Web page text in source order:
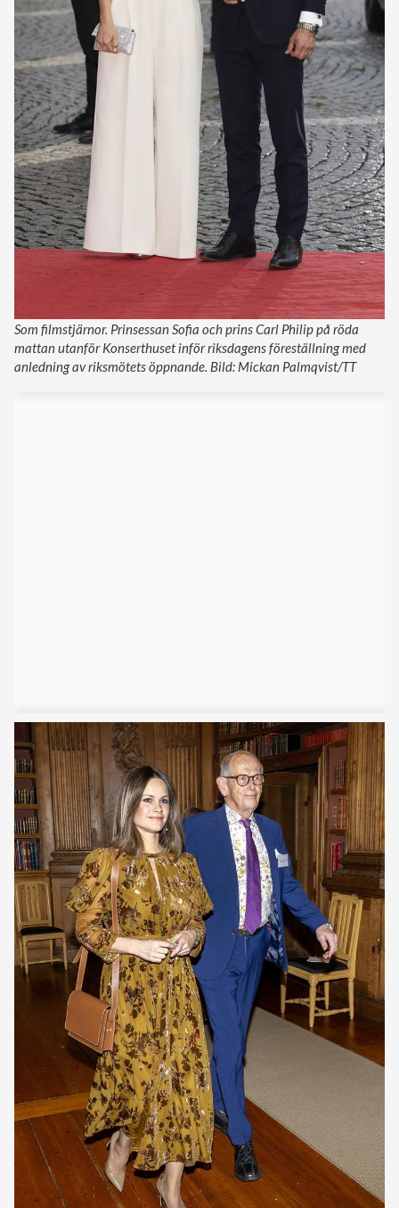
Som filmstjärnor. Prinsessan Sofia och prins Carl Philip på röda
mattan utanför Konserthuset inför riksdagens föreställning med
anledning av riksmötets öppnande. Bild: Mickan Palmqvist/TT